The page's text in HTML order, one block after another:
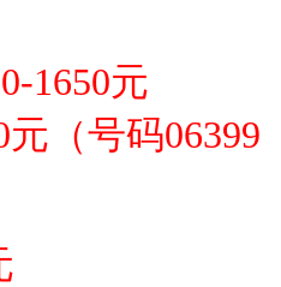
1650元
元 （号码06399